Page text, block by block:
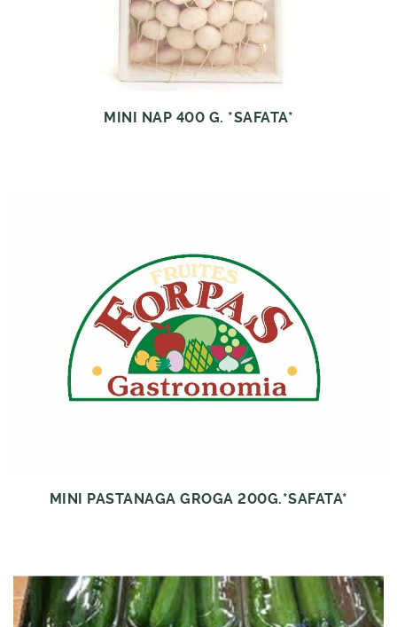
MINI NAP 400 G. *SAFATA*
MINI PASTANAGA GROGA 200G.*SAFATA*